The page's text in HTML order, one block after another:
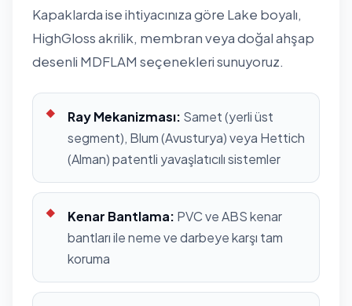
Kapaklarda ise ihtiyacınıza göre Lake boyalı,
HighGloss akrilik, membran veya doğal ahşap
desenli MDFLAM seçenekleri sunuyoruz.
Ray Mekanizması: Samet (yerli üst
segment), Blum (Avusturya) veya Hettich
(Alman) patentli yavaşlatıcılı sistemler
Kenar Bantlama: PVC ve ABS kenar
bantları ile neme ve darbeye karşı tam
koruma